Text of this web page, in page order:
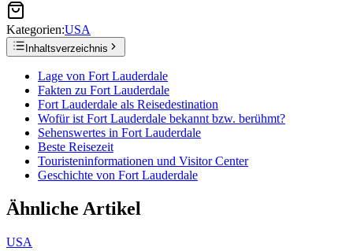
Kategorien:USA
Inhaltsverzeichnis
Lage von Fort Lauderdale
Fakten zu Fort Lauderdale
Fort Lauderdale als Reisedestination
Wofür ist Fort Lauderdale bekannt bzw. berühmt?
Sehenswertes in Fort Lauderdale
Beste Reisezeit
Touristeninformationen und Visitor Center
Geschichte von Fort Lauderdale
Ähnliche Artikel
USA